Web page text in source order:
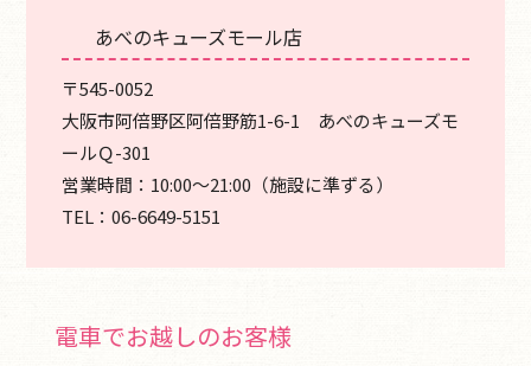
あべのキューズモール店
〒545-0052
大阪市阿倍野区阿倍野筋1-6-1 あべのキューズモ
ールＱ-301
営業時間：10:00～21:00（施設に準ずる）
TEL：06-6649-5151
電車でお越しのお客様